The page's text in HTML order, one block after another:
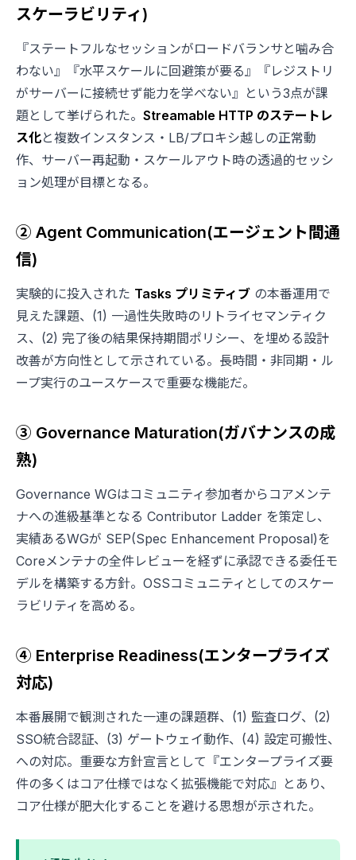
スケーラビリティ)
『ステートフルなセッションがロードバランサと噛み合
わない』『水平スケールに回避策が要る』『レジストリ
がサーバーに接続せず能力を学べない』という3点が課
題として挙げられた。 Streamable HTTP のステートレ
ス化と複数インスタンス・LB/プロキシ越しの正常動
作、サーバー再起動・スケールアウト時の透過的セッシ
ョン処理が目標となる。
② Agent Communication(エージェント間通
信)
実験的に投入された Tasks プリミティブ の本番運用で
見えた課題、(1) 一過性失敗時のリトライセマンティク
ス、(2) 完了後の結果保持期間ポリシー、を埋める設計
改善が方向性として示されている。長時間・非同期・ル
ープ実行のユースケースで重要な機能だ。
③ Governance Maturation(ガバナンスの成
熟)
Governance WGはコミュニティ参加者からコアメンテ
ナへの進級基準となる Contributor Ladder を策定し、
実績あるWGが SEP(Spec Enhancement Proposal)を
Coreメンテナの全件レビューを経ずに承認できる委任モ
デルを構築する方針。OSSコミュニティとしてのスケー
ラビリティを高める。
④ Enterprise Readiness(エンタープライズ
対応)
本番展開で観測された一連の課題群、(1) 監査ログ、(2)
SSO統合認証、(3) ゲートウェイ動作、(4) 設定可搬性、
への対応。重要な方針宣言として『エンタープライズ要
件の多くはコア仕様ではなく拡張機能で対応』とあり、
コア仕様が肥大化することを避ける思想が示された。